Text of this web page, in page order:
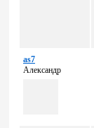
as7
Александр